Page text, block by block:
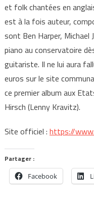
et folk chantées en
est à la fois auteur,
sont Ben Harper, Michael
piano au conservatoire
guitariste. Il ne lui aura
euros sur le site
ce premier album aux
Hirsch (Lenny Kravitz).
Site officiel : https://
Partager :
Facebook